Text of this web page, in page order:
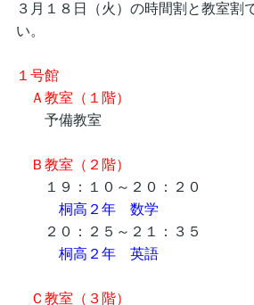
３月１８日（火）の時間割と教室割
い。
１号館
Ａ教室（１階）
予備教室
Ｂ教室（２階）
１９：１０～２０：２０
桐高２年 数学
２０：２５～２１：３５
桐高２年 英語
Ｃ教室（３階）